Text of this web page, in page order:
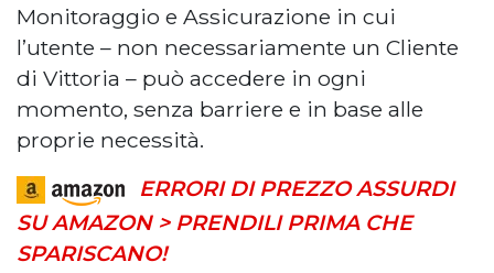
Monitoraggio e Assicurazione in cui
l’utente – non necessariamente un Cliente
di Vittoria – può accedere in ogni
momento, senza barriere e in base alle
proprie necessità.
ERRORI DI PREZZO ASSURDI
SU AMAZON > PRENDILI PRIMA CHE
SPARISCANO!